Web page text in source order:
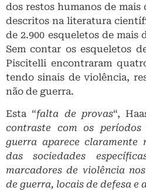
dos restos humanos de mais
descritos na literatura
de 2.900 esqueletos de mais
Sem contar os esqueletos
Piscitelli encontraram
tendo sinais de violência,
não de guerra.
Esta “falta de provas“,
contraste com os
guerra aparece claramente
das sociedades
marcadores de violência
de guerra, locais de defesa e